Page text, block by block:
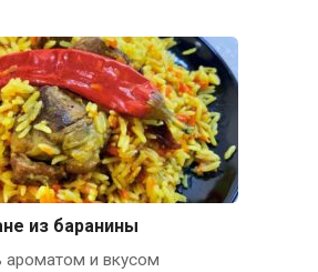
из баранины
ароматом и вкусом